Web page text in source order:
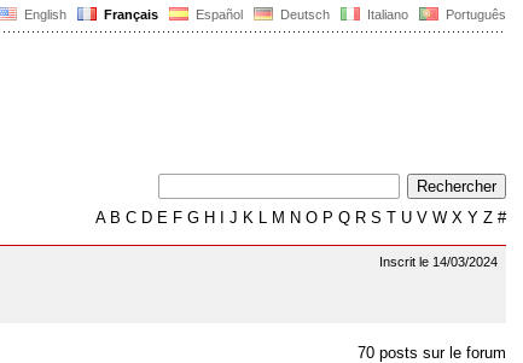
English Français Español Deutsch Italiano Português
AB C D E F G H J K L M N O P Q R S T U V W X Y Z #
Inscrit le 14/03/2024
70 posts sur le forum